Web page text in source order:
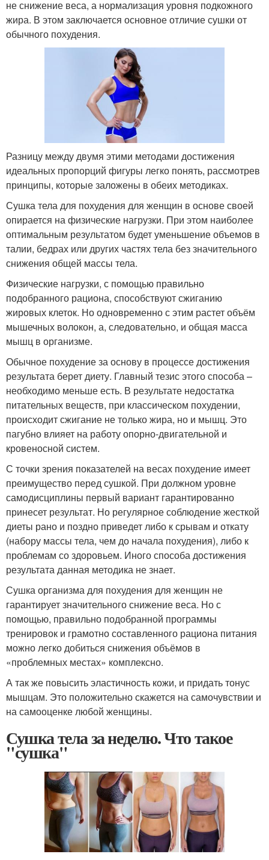
не снижение веса, а нормализация уровня подкожного
жира. В этом заключается основное отличие сушки от
обычного похудения.
Разницу между двумя этими методами достижения
идеальных пропорций фигуры легко понять, рассмотрев
принципы, которые заложены в обеих методиках.
Сушка тела для похудения для женщин в основе своей
опирается на физические нагрузки. При этом наиболее
оптимальным результатом будет уменьшение объемов в
талии, бедрах или других частях тела без значительного
снижения общей массы тела.
Физические нагрузки, с помощью правильно
подобранного рациона, способствуют сжиганию
жировых клеток. Но одновременно с этим растет объём
мышечных волокон, а, следовательно, и общая масса
мышц в организме.
Обычное похудение за основу в процессе достижения
результата берет диету. Главный тезис этого способа –
необходимо меньше есть. В результате недостатка
питательных веществ, при классическом похудении,
происходит сжигание не только жира, но и мышц. Это
пагубно влияет на работу опорно-двигательной и
кровеносной систем.
С точки зрения показателей на весах похудение имеет
преимущество перед сушкой. При должном уровне
самодисциплины первый вариант гарантированно
принесет результат. Но регулярное соблюдение жесткой
диеты рано и поздно приведет либо к срывам и откату
(набору массы тела, чем до начала похудения), либо к
проблемам со здоровьем. Иного способа достижения
результата данная методика не знает.
Сушка организма для похудения для женщин не
гарантирует значительного снижение веса. Но с
помощью, правильно подобранной программы
тренировок и грамотно составленного рациона питания
можно легко добиться снижения объёмов в
«проблемных местах» комплексно.
А так же повысить эластичность кожи, и придать тонус
мышцам. Это положительно скажется на самочувствии и
на самооценке любой женщины.
Сушка тела за неделю. Что такое
"сушка"